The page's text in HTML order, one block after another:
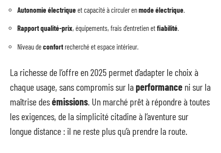
Autonomie électriqueet capacité à circuler enmode électrique
Rapport qualité-prix, équipements, frais d’entretien etfiabilité.
Niveau deconfort recherché et espace intérieur.
La richesse de l’offre en 2025 permet d’adapter le choix à
chaque usage, sans compromis sur laperformance ni sur la
maîtrise desémissions. Un marché prêt à répondre à toutes
les exigences, de la simplicité citadine à l’aventure sur
longue distance : il ne reste plus qu’à prendre la route.